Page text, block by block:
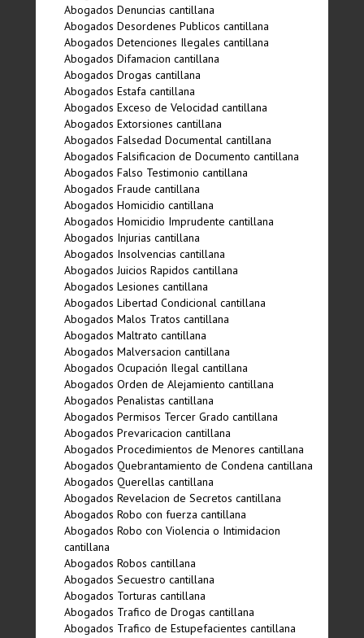
Abogados Denuncias cantillana
Abogados Desordenes Publicos cantillana
Abogados Detenciones Ilegales cantillana
Abogados Difamacion cantillana
Abogados Drogas cantillana
Abogados Estafa cantillana
Abogados Exceso de Velocidad cantillana
Abogados Extorsiones cantillana
Abogados Falsedad Documental cantillana
Abogados Falsificacion de Documento cantillana
Abogados Falso Testimonio cantillana
Abogados Fraude cantillana
Abogados Homicidio cantillana
Abogados Homicidio Imprudente cantillana
Abogados Injurias cantillana
Abogados Insolvencias cantillana
Abogados Juicios Rapidos cantillana
Abogados Lesiones cantillana
Abogados Libertad Condicional cantillana
Abogados Malos Tratos cantillana
Abogados Maltrato cantillana
Abogados Malversacion cantillana
Abogados Ocupación Ilegal cantillana
Abogados Orden de Alejamiento cantillana
Abogados Penalistas cantillana
Abogados Permisos Tercer Grado cantillana
Abogados Prevaricacion cantillana
Abogados Procedimientos de Menores cantillana
Abogados Quebrantamiento de Condena cantillana
Abogados Querellas cantillana
Abogados Revelacion de Secretos cantillana
Abogados Robo con fuerza cantillana
Abogados Robo con Violencia o Intimidacion
cantillana
Abogados Robos cantillana
Abogados Secuestro cantillana
Abogados Torturas cantillana
Abogados Trafico de Drogas cantillana
Abogados Trafico de Estupefacientes cantillana